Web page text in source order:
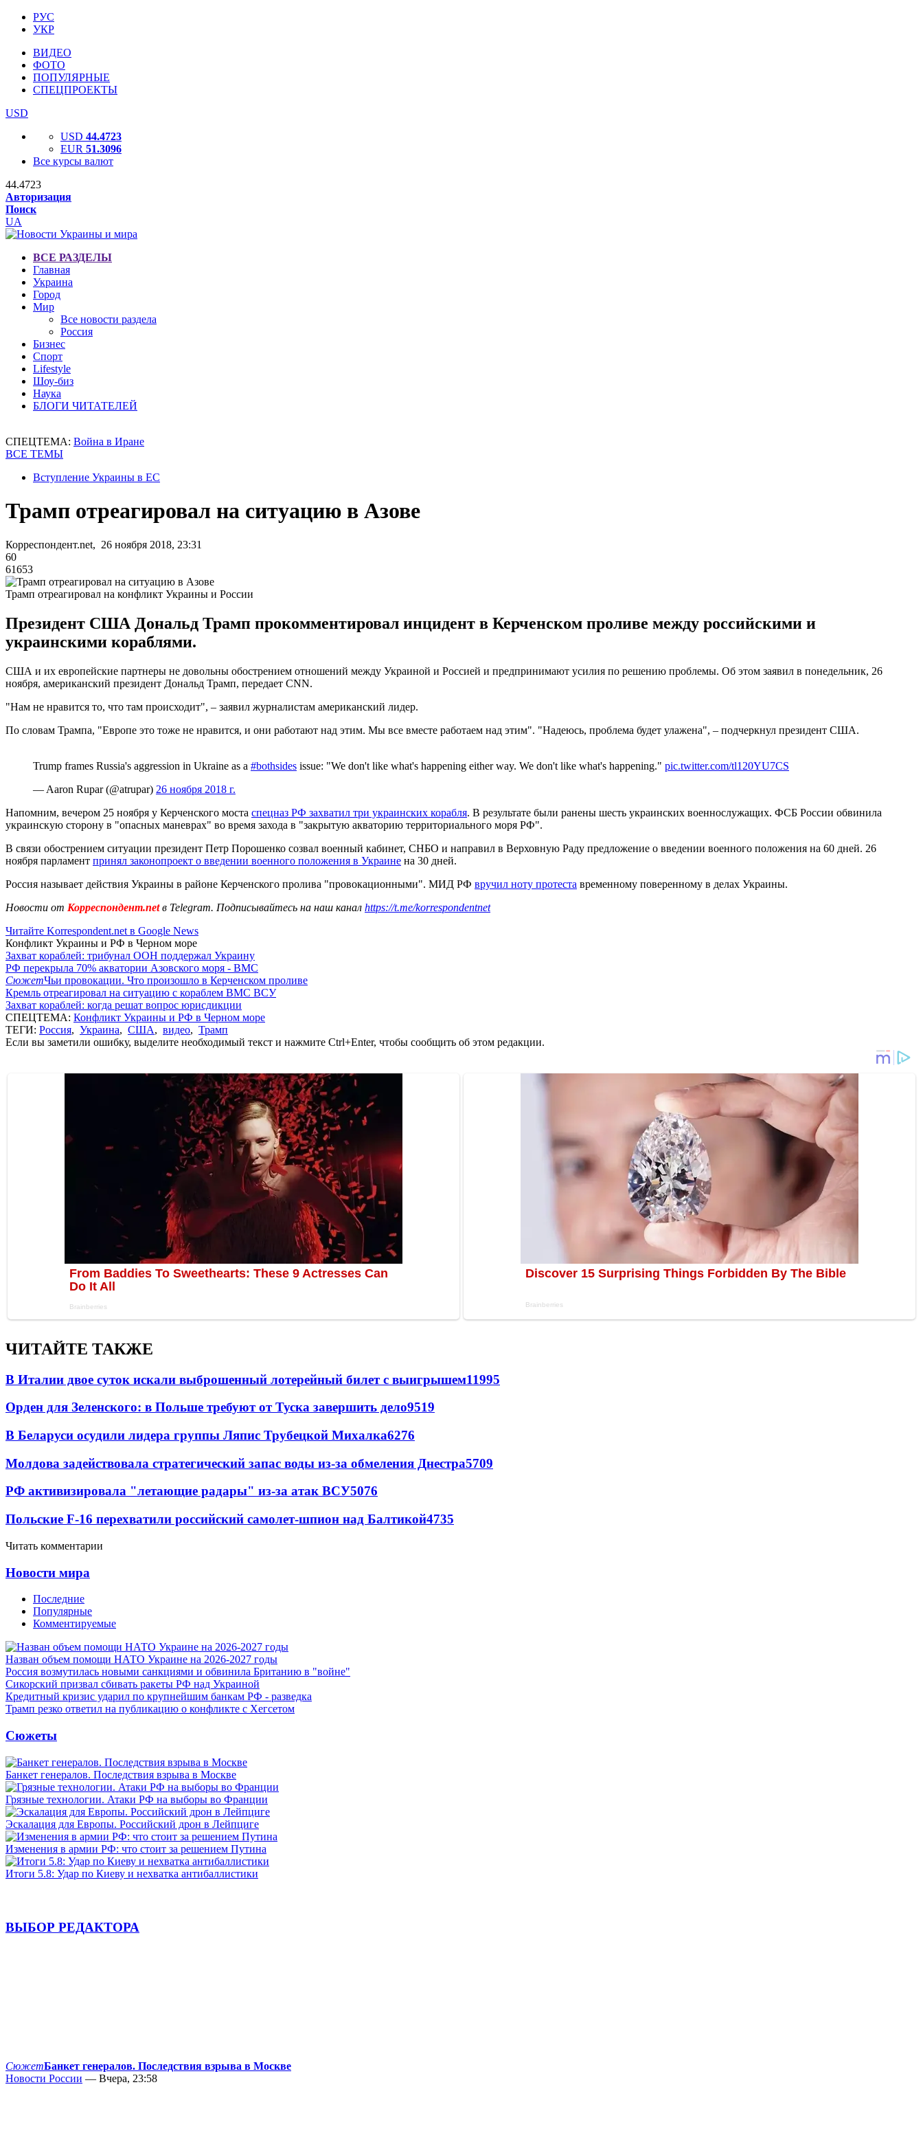
РУС
УКР
ВИДЕО
ФОТО
ПОПУЛЯРНЫЕ
СПЕЦПРОЕКТЫ
USD
USD 44.4723
EUR 51.3096
Все курсы валют
44.4723
Авторизация
Поиск
UA
ВСЕ РАЗДЕЛЫ
Главная
Украина
Город
Мир
Все новости раздела
Россия
Бизнес
Спорт
Lifestyle
Шоу-биз
Наука
БЛОГИ ЧИТАТЕЛЕЙ
СПЕЦТЕМА: Война в Иране
ВСЕ ТЕМЫ
Вступление Украины в ЕС
Трамп отреагировал на ситуацию в Азове
Корреспондент.net, 26 ноября 2018, 23:31
60
61653
Трамп отреагировал на конфликт Украины и России
Президент США Дональд Трамп прокомментировал инцидент в Керченском проливе между российскими и
украинскими кораблями.
США и их европейские партнеры не довольны обострением отношений между Украиной и Россией и предпринимают усилия по решению проблемы. Об этом заявил в понедельник, 26
ноября, американский президент Дональд Трамп, передает CNN.
"Нам не нравится то, что там происходит", – заявил журналистам американский лидер.
По словам Трампа, "Европе это тоже не нравится, и они работают над этим. Мы все вместе работаем над этим". "Надеюсь, проблема будет улажена", – подчеркнул президент США.
Trump frames Russia's aggression in Ukraine as a #bothsides issue: "We don't like what's happening either way. We don't like what's happening." pic.twitter.com/tl120YU7CS
— Aaron Rupar (@atrupar) 26 ноября 2018 г.
Напомним, вечером 25 ноября у Керченского моста спецназ РФ захватил три украинских корабля. В результате были ранены шесть украинских военнослужащих. ФСБ России обвинила
украинскую сторону в "опасных маневрах" во время захода в "закрытую акваторию территориального моря РФ".
В связи обострением ситуации президент Петр Порошенко созвал военный кабинет, СНБО и направил в Верховную Раду предложение о введении военного положения на 60 дней. 26
ноября парламент принял законопроект о введении военного положения в Украине на 30 дней.
Россия называет действия Украины в районе Керченского пролива "провокационными". МИД РФ вручил ноту протеста временному поверенному в делах Украины.
Новости от Корреспондент.netв Telegram. Подписывайтесь на наш канал https://t.me/korrespondentnet
Читайте Korrespondent.net в Google News
Конфликт Украины и РФ в Черном море
Захват кораблей: трибунал ООН поддержал Украину
РФ перекрыла 70% акватории Азовского моря - ВМС
СюжетЧьи провокации. Что произошло в Керченском проливе
Кремль отреагировал на ситуацию с кораблем ВМС ВСУ
Захват кораблей: когда решат вопрос юрисдикции
СПЕЦТЕМА: Конфликт Украины и РФ в Черном море
ТЕГИ: Россия, Украина, США, видео, Трамп
Если вы заметили ошибку, выделите необходимый текст и нажмите Ctrl+Enter, чтобы сообщить об этом редакции.
ЧИТАЙТЕ ТАКЖЕ
В Италии двое суток искали выброшенный лотерейный билет с выигрышем11995
Орден для Зеленского: в Польше требуют от Туска завершить дело9519
В Беларуси осудили лидера группы Ляпис Трубецкой Михалка6276
Молдова задействовала стратегический запас воды из-за обмеления Днестра5709
РФ активизировала "летающие радары" из-за атак ВСУ5076
Польские F-16 перехватили российский самолет-шпион над Балтикой4735
Читать комментарии
Новости мира
Последние
Популярные
Комментируемые
Назван объем помощи НАТО Украине на 2026-2027 годы
Россия возмутилась новыми санкциями и обвинила Британию в "войне"
Сикорский призвал сбивать ракеты РФ над Украиной
Кредитный кризис ударил по крупнейшим банкам РФ - разведка
Трамп резко ответил на публикацию о конфликте с Хегсетом
Сюжеты
Банкет генералов. Последствия взрыва в Москве
Грязные технологии. Атаки РФ на выборы во Франции
Эскалация для Европы. Российский дрон в Лейпциге
Изменения в армии РФ: что стоит за решением Путина
Итоги 5.8: Удар по Киеву и нехватка антибаллистики
ВЫБОР РЕДАКТОРА
СюжетБанкет генералов. Последствия взрыва в Москве
Новости России — Вчера, 23:58